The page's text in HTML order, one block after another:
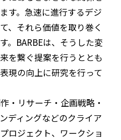
す。急速に進行するデジ
、それら価値を取り巻く
。BARBEは、そうした変
を繋ぐ提案を行うととも
現の向上に研究を行って
・リサーチ・企画戦略・
ディングなどのクライア
ロジェクト、ワークショ